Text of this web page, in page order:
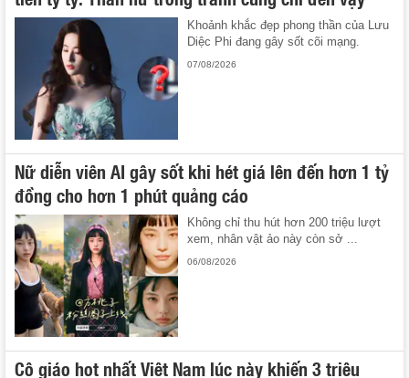
Khoảnh khắc đẹp phong thần của Lưu
Diệc Phi đang gây sốt cõi mạng.
07/08/2026
Nữ diễn viên AI gây sốt khi hét giá lên đến hơn 1 tỷ
đồng cho hơn 1 phút quảng cáo
Không chỉ thu hút hơn 200 triệu lượt
xem, nhân vật ảo này còn sở ...
06/08/2026
Cô giáo hot nhất Việt Nam lúc này khiến 3 triệu